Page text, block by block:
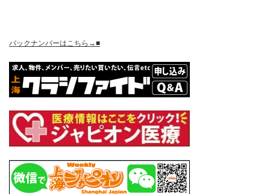
バックナンバーはこちら→■